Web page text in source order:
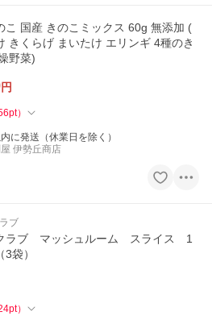
こ 国産 きのこミックス 60g 無添加 (
きくらげ まいたけ エリンギ 4種のき
野菜)
円
pt）
に発送（休業日を除く）
伊勢丘商店
ブ
ラブ マッシュルーム スライス 1
袋）
pt）